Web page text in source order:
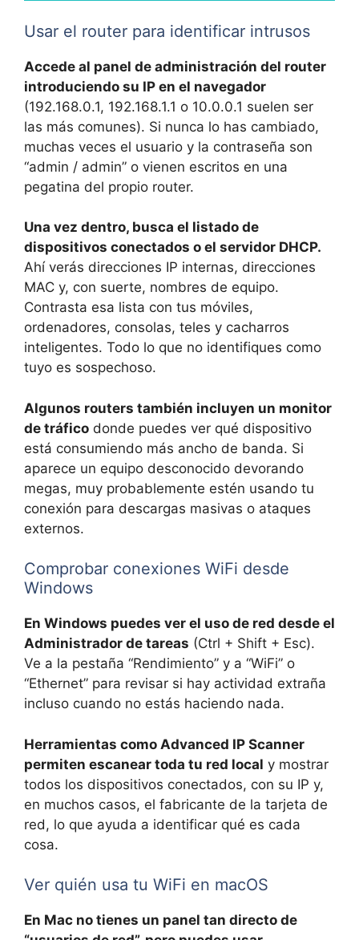
Usar el router para identificar intrusos
Accede al panel de administración del router
introduciendo su IP en el navegador
(192.168.0.1, 192.168.1.1 o 10.0.0.1 suelen ser
las más comunes). Si nunca lo has cambiado,
muchas veces el usuario y la contraseña son
“admin / admin” o vienen escritos en una
pegatina del propio router.
Una vez dentro, busca el listado de
dispositivos conectados o el servidor DHCP.
Ahí verás direcciones IP internas, direcciones
MAC y, con suerte, nombres de equipo.
Contrasta esa lista con tus móviles,
ordenadores, consolas, teles y cacharros
inteligentes. Todo lo que no identifiques como
tuyo es sospechoso.
Algunos routers también incluyen un monitor
de tráfico donde puedes ver qué dispositivo
está consumiendo más ancho de banda. Si
aparece un equipo desconocido devorando
megas, muy probablemente estén usando tu
conexión para descargas masivas o ataques
externos.
Comprobar conexiones WiFi desde
Windows
En Windows puedes ver el uso de red desde el
Administrador de tareas (Ctrl + Shift + Esc).
Ve a la pestaña “Rendimiento” y a “WiFi” o
“Ethernet” para revisar si hay actividad extraña
incluso cuando no estás haciendo nada.
Herramientas como Advanced IP Scanner
permiten escanear toda tu red local y mostrar
todos los dispositivos conectados, con su IP y,
en muchos casos, el fabricante de la tarjeta de
red, lo que ayuda a identificar qué es cada
cosa.
Ver quién usa tu WiFi en macOS
En Mac no tienes un panel tan directo de